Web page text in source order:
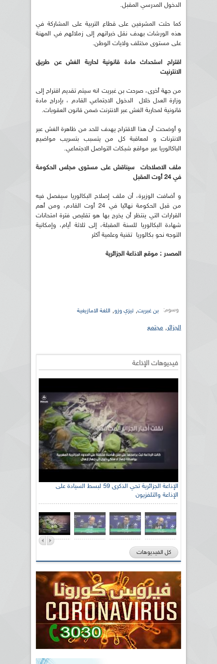
الدخول المدرسي المقبل.
كما حثت المشرفين على قطاع التربية على المشاركة في
هذه الورشات بهدف نقل خبراتهم إلى زملائهم في المهنة
على مستوى مختلف ولايات الوطن.
اقتراح استحداث مادة قانونية لحاربة الغش عن طريق
الانترنيت
من جهة أخرى، صرحت بن غبريت انه سيتم تقديم اقتراح إلى
وزارة العدل خلال الدخول الاجتماعي القادم ، بإدراج مادة
قانونية لمحاربة الغش عبر الانترنت ضمن قانون العقوبات.
و أوضحت أن هذا الاقتراح يهدف للحد من ظاهرة الغش عبر
الانترنات و لمعاقبة كل من يتسبب بتسريب مواضيع
الباكالوريا عبر مواقع شبكات التواصل الاجتماعي.
ملف الاصلاحات سيناقش على مستوى مجلس الحكومة
في 24 أوت المقبل
و أضافت الوزيرة، أن ملف إصلاح البكالوريا سيفصل فيه
من قبل الحكومة نهائيا في 24 أوت القادم، ومن أهم
القرارات التي ينتظر أن يخرج بها هو تقليص فترة امتحانات
شهادة البكالوريا للسنة المقبلة، إلى ثلاثة أيام، وإمكانية
التوجه نحو بكالوريا تقنية وعلمية أكثر
المصدر : موقع الاذاعة الجزائرية
وسوم: بن غبريت, تيزي وزو, اللغة الامازيغية
الجزائر, مجتمع
فيديوهات الإذاعة
الإذاعة الجزائرية تحي الذكرى 59 لبسط السيادة على
الإذاعة والتلفزيون
كل الفيديوهات